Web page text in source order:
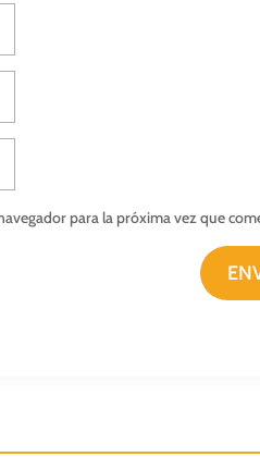
para la próxima vez que